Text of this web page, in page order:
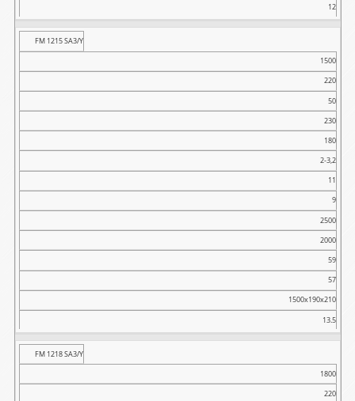
12
FM 1215 SA3/Y
1500
220
50
230
180
2-3,2
11
9
2500
2000
59
57
1500x190x210
13.5
FM 1218 SA3/Y
1800
220